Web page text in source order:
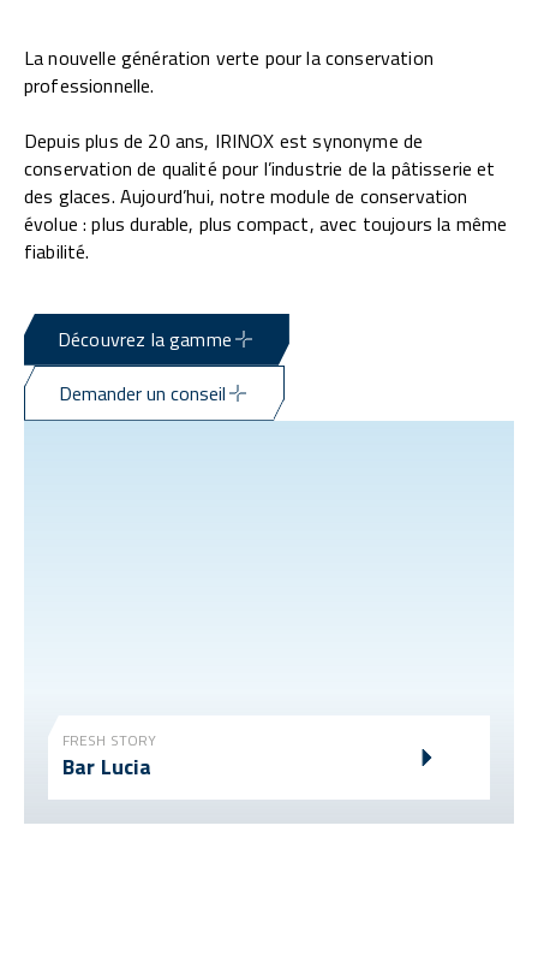
La nouvelle génération verte pour la conservation
professionnelle.
Depuis plus de 20 ans, IRINOX est synonyme de
conservation de qualité pour l’industrie de la pâtisserie et
des glaces. Aujourd’hui, notre module de conservation
évolue : plus durable, plus compact, avec toujours la même
fiabilité.
Découvrez la gamme
Demander un conseil
FRESH STORY
Bar Lucia